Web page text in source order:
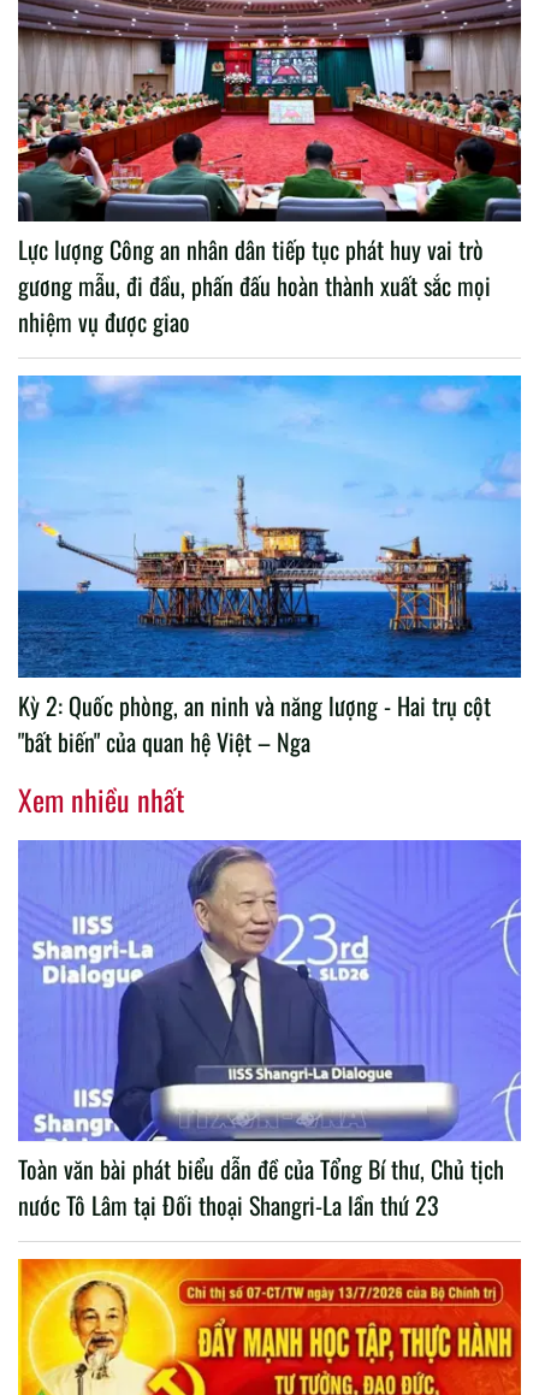
Lực lượng Công an nhân dân tiếp tục phát huy vai trò
gương mẫu, đi đầu, phấn đấu hoàn thành xuất sắc mọi
nhiệm vụ được giao
Kỳ 2: Quốc phòng, an ninh và năng lượng - Hai trụ cột
"bất biến" của quan hệ Việt – Nga
Xem nhiều nhất
Toàn văn bài phát biểu dẫn đề của Tổng Bí thư, Chủ tịch
nước Tô Lâm tại Đối thoại Shangri-La lần thứ 23